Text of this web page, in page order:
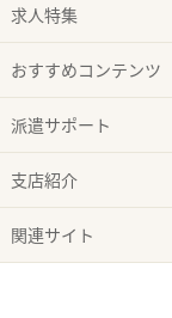
求人特集
おすすめコンテンツ
派遣サポート
支店紹介
関連サイト